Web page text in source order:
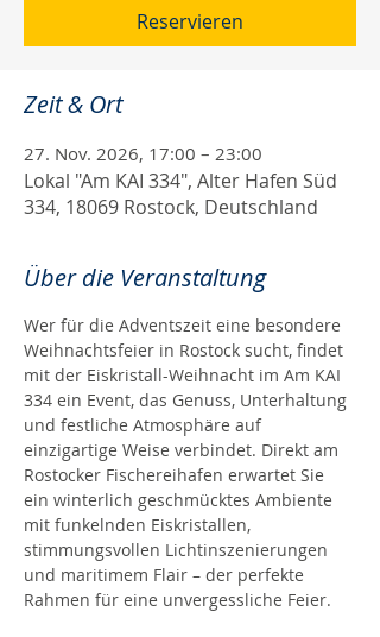
Reservieren
Zeit & Ort
27. Nov. 2026, 17:00 – 23:00
Lokal "Am KAI 334", Alter Hafen Süd
334, 18069 Rostock, Deutschland
Über die Veranstaltung
Wer für die Adventszeit eine besondere
Weihnachtsfeier in Rostock sucht, findet
mit der Eiskristall-Weihnacht im Am KAI
334 ein Event, das Genuss, Unterhaltung
und festliche Atmosphäre auf
einzigartige Weise verbindet. Direkt am
Rostocker Fischereihafen erwartet Sie
ein winterlich geschmücktes Ambiente
mit funkelnden Eiskristallen,
stimmungsvollen Lichtinszenierungen
und maritimem Flair – der perfekte
Rahmen für eine unvergessliche Feier.